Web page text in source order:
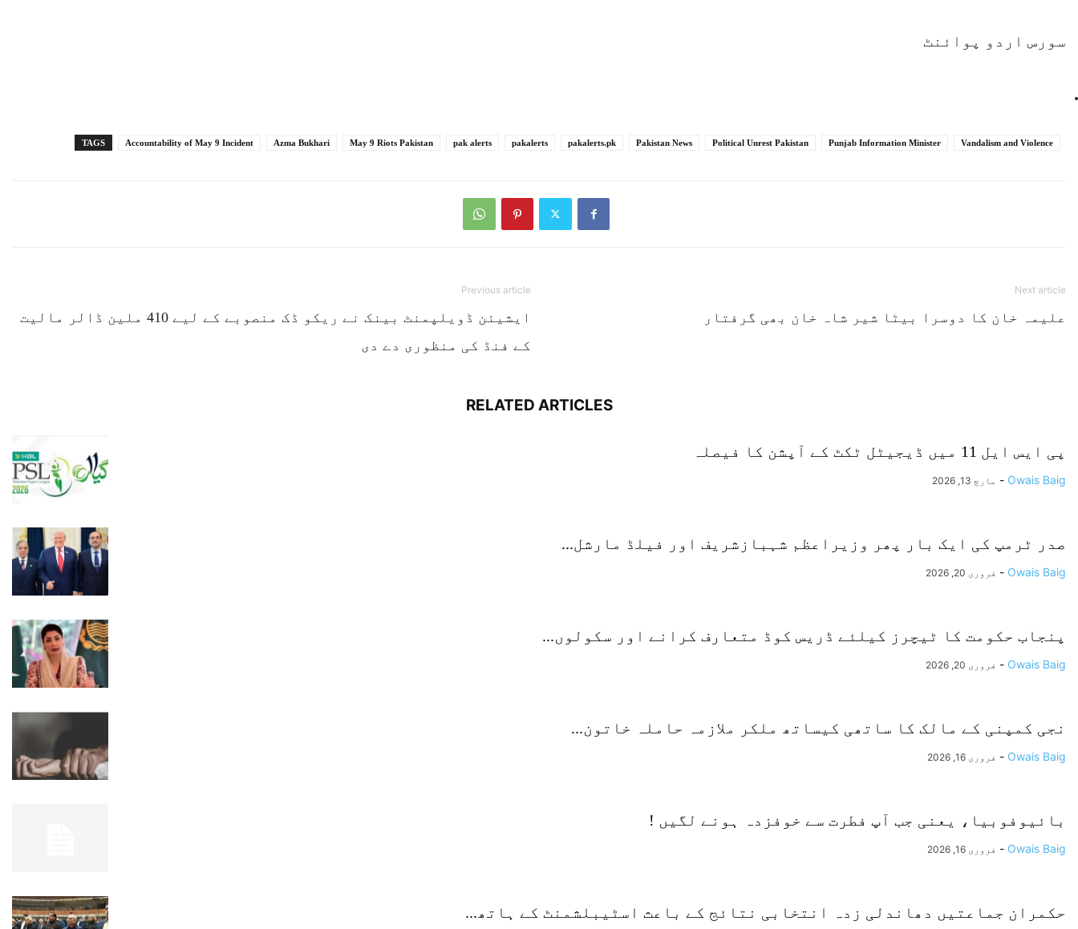
سورس اردو پوائنٹ
TAGS Accountability of May 9 Incident Azma Bukhari May 9 Riots Pakistan pak alerts pakalerts pakalerts.pk Pakistan News Political Unrest Pakistan Punjab Information Minister Vandalism and Violence
Previous article
ایشیئن ڈویلپمنٹ بینک نے ریکو ڈک منصوبے کے لیے 410 ملین ڈالر مالیت
کے فنڈ کی منظوری دے دی
Next article
علیمہ خان کا دوسرا بیٹا شیر شاہ خان بھی گرفتار
RELATED ARTICLES
پی ایس ایل 11 میں ڈیجیٹل ٹکٹ کے آپشن کا فیصلہ
Owais Baig
- مارچ 13, 2026
صدر ٹرمپ کی ایک بار پھر وزیراعظم شہبازشریف اور فیلڈ مارشل...
Owais Baig
- فروری 20, 2026
پنجاب حکومت کا ٹیچرز کیلئے ڈریس کوڈ متعارف کرانے اور سکولوں...
Owais Baig
- فروری 20, 2026
نجی کمپنی کے مالک کا ساتھی کیساتھ ملکر ملازمہ حاملہ خاتون...
Owais Baig
- فروری 16, 2026
بائیوفوبیا، یعنی جب آپ فطرت سے خوفزدہ ہونے لگیں !
Owais Baig
- فروری 16, 2026
حکمران جماعتیں دھاندلی زدہ انتخابی نتائج کے باعث اسٹیبلشمنٹ کے ہاتھ...